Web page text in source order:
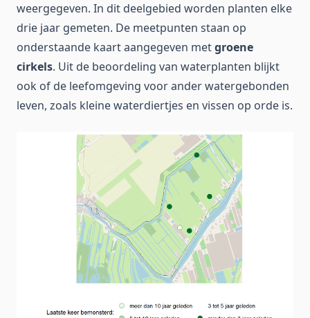
weergegeven. In dit deelgebied worden planten elke
drie jaar gemeten. De meetpunten staan op
onderstaande kaart aangegeven metgroene
cirkels. Uit de beoordeling van waterplanten blijkt
ook of de leefomgeving voor ander watergebonden
leven, zoals kleine waterdiertjes en vissen op orde is.